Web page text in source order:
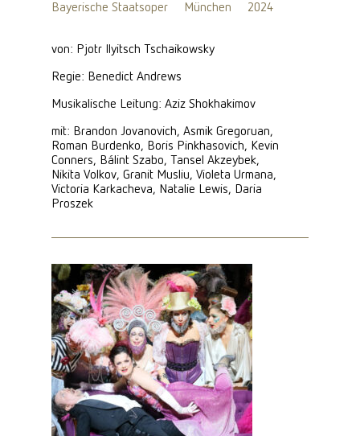
Bayerische Staatsoper München 2024
von: Pjotr Ilyitsch Tschaikowsky
Regie: Benedict Andrews
Musikalische Leitung: Aziz Shokhakimov
mit: Brandon Jovanovich, Asmik Gregoruan,
Roman Burdenko, Boris Pinkhasovich, Kevin
Conners, Bálint Szabo, Tansel Akzeybek,
Nikita Volkov, Granit Musliu, Violeta Urmana,
Victoria Karkacheva, Natalie Lewis, Daria
Proszek